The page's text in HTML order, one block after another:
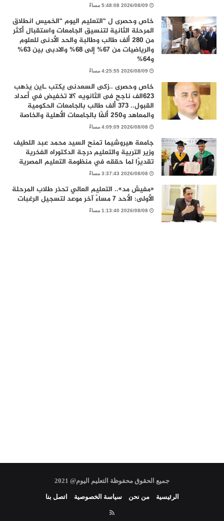
2026/08/09 5:48:08 مساءً
خاص وحصرى ل “التعليم اليوم “الخميس انطلاق
المرحلة الثانية لتنسيق الجامعات واستقبال أكثر
من 280 ألف طالب وطالبة والحد الأدنى للعلوم
والرياضيات من 67% إلى 68% والادبى بين 63%
و64%
2026/08/09 4:25:55 مساءً
خاص وحصرى ..زكى السعدنى يكتب ـاين يذهب
٦٢٣الف ناجح فى الثانويه ؟لا تخفيض في أعداد
القبول.. 373 ألف طالب بالجامعات الحكومية
والمعاهد و250 ألفًا بالجامعات الأهلية والخاصة
2026/08/08 4:09:09 مساءً
جامعة هيروشيما تمنح السيد محمد عبد اللطيف
وزير التربية والتعليم درجة الدكتوراه الفخرية
تقديرًا لما حققه في منظومة التعليم المصرية
2026/08/08 3:37:43 مساءً
«مفيش مد».. التعليم العالي تحذر طلاب المرحلة
الأولى: الأحد 7 مساءً آخر موعد لتسجيل الرغبات
2026/08/08 1:13:40 مساءً
جميع الحقوق محفوظة التعليم اليوم@ 2021
الرئيسية من نحن سياسة الخصوصية اتصل بنا
RSS